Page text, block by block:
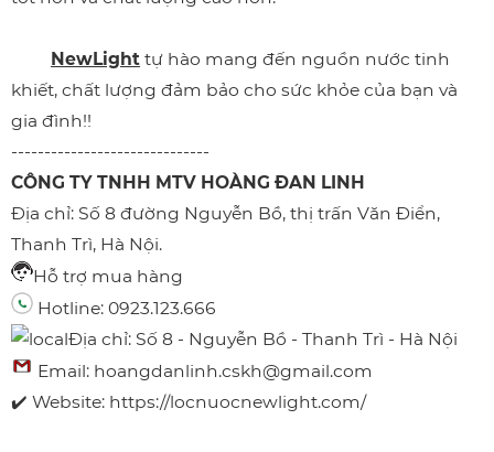
NewLight tự hào mang đến nguồn nước tinh
khiết, chất lượng đảm bảo cho sức khỏe của bạn và
gia đình!!
------------------------------
CÔNG TY TNHH MTV HOÀNG ĐAN LINH
Địa chỉ: Số 8 đường Nguyễn Bồ, thị trấn Văn Điển,
Thanh Trì, Hà Nội.
Hỗ trợ mua hàng
Hotline: 0923.123.666
Địa chỉ: Số 8 - Nguyễn Bồ - Thanh Trì - Hà Nội
Email: hoangdanlinh.cskh@gmail.com
✔️ Website: https://locnuocnewlight.com/